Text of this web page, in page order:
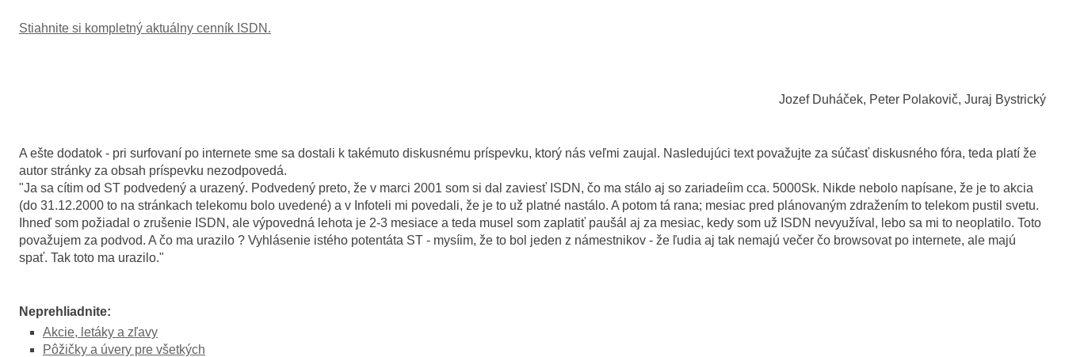
Stiahnite si kompletný aktuálny cenník ISDN.
Jozef Duháček, Peter Polakovič, Juraj Bystrický
A ešte dodatok - pri surfovaní po internete sme sa dostali k takémuto diskusnému príspevku, ktorý nás veľmi zaujal. Nasledujúci text považujte za súčasť diskusného fóra, teda platí že
autor stránky za obsah príspevku nezodpovedá.
"Ja sa cítim od ST podvedený a urazený. Podvedený preto, že v marci 2001 som si dal zaviesť ISDN, čo ma stálo aj so zariadeíim cca. 5000Sk. Nikde nebolo napísane, že je to akcia
(do 31.12.2000 to na stránkach telekomu bolo uvedené) a v Infoteli mi povedali, že je to už platné nastálo. A potom tá rana; mesiac pred plánovaným zdražením to telekom pustil svetu.
Ihneď som požiadal o zrušenie ISDN, ale výpovedná lehota je 2-3 mesiace a teda musel som zaplatiť paušál aj za mesiac, kedy som už ISDN nevyužíval, lebo sa mi to neoplatilo. Toto
považujem za podvod. A čo ma urazilo ? Vyhlásenie istého potentáta ST - mysíim, že to bol jeden z námestnikov - že ľudia aj tak nemajú večer čo browsovat po internete, ale majú
spať. Tak toto ma urazilo."
Neprehliadnite:
Akcie, letáky a zľavy
Pôžičky a úvery pre všetkých